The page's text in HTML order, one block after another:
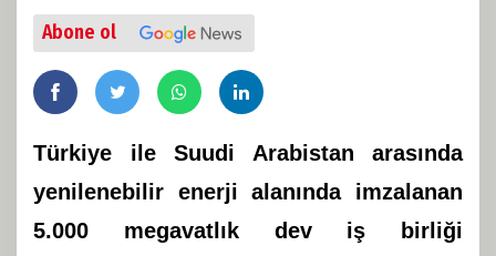
Abone ol
Türkiye ile Suudi Arabistan arasında
yenilenebilir enerji alanında imzalanan
5.000 megavatlık dev iş birliği